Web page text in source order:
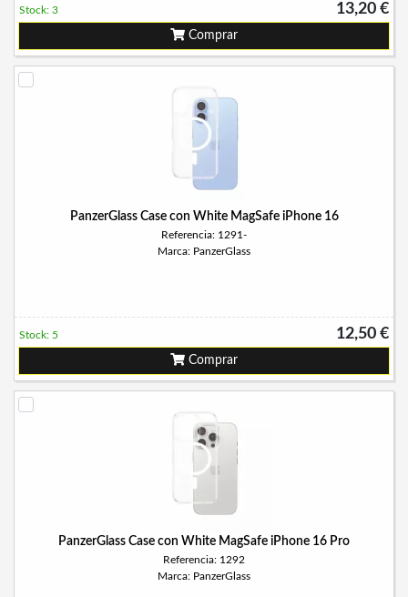
13,20 €
Stock: 3
Comprar
PanzerGlass Case con White MagSafe iPhone 16
Referencia: 1291-
Marca: PanzerGlass
12,50 €
Stock: 5
Comprar
PanzerGlass Case con White MagSafe iPhone 16 Pro
Referencia: 1292
Marca: PanzerGlass